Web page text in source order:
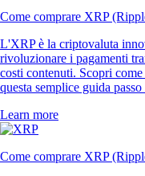
Come comprare XRP
L'XRP è la criptovaluta
rivoluzionare i pagamenti
costi contenuti. Scopri
questa semplice guida passo
Learn more
Come comprare XRP